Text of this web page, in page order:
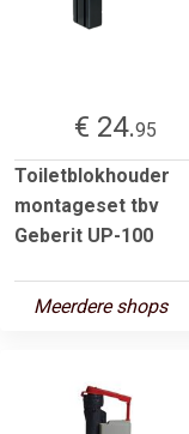
€ 24.95
Toiletblokhouder
montageset tbv
Geberit UP-100
Meerdere shops